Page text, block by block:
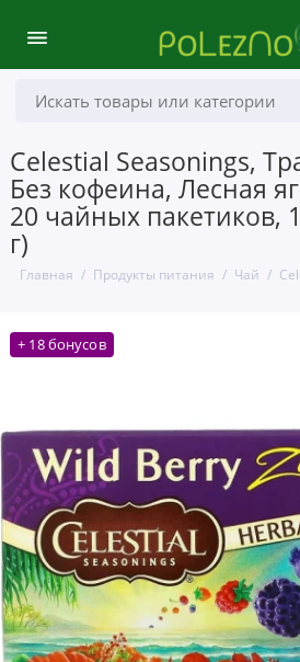
Celestial Seasonings,
Без кофеина, Лесная
20 чайных пакетиков,
г)
Главная Продукты питания Чай
+ 18 бонусов